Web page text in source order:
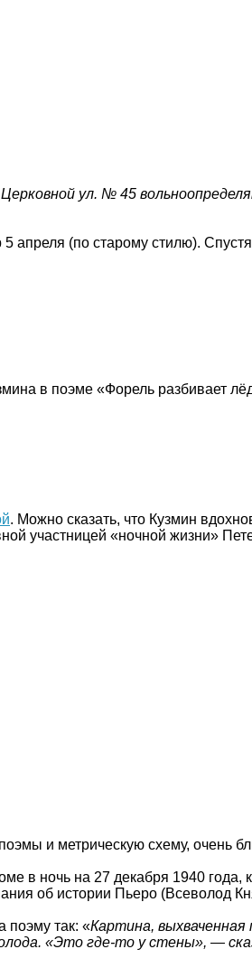
ул. № 45
апреля (по старому стилю).
в поэме «Форель разбивает
. Можно сказать, что Кузмин
участницей «ночной жизни»
и метрическую схему, очень
в ночь на 27 декабря 1940
об истории Пьеро (Всеволод
поэму так: «Картина,
«Это где-то у стены», —